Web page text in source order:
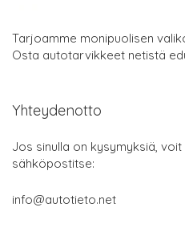
Tarjoamme monipuolisen
Osta autotarvikkeet netistä
Yhteydenotto
Jos sinulla on kysymyksiä,
sähköpostitse:
info@autotieto.net